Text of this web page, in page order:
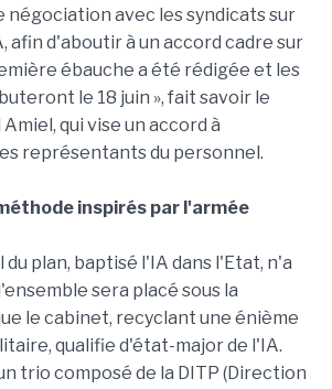
négociation avec les syndicats sur
afin d'aboutir à un accord cadre sur
ébauche a été rédigée et les
le 18 juin », fait savoir le
qui vise un accord à
représentants du personnel.
inspirés par l'armée
plan, baptisé l'IA dans l'Etat, n'a
sera placé sous la
le cabinet, recyclant une énième
qualifie d'état-major de l'IA.
trio composé de la DITP (Direction